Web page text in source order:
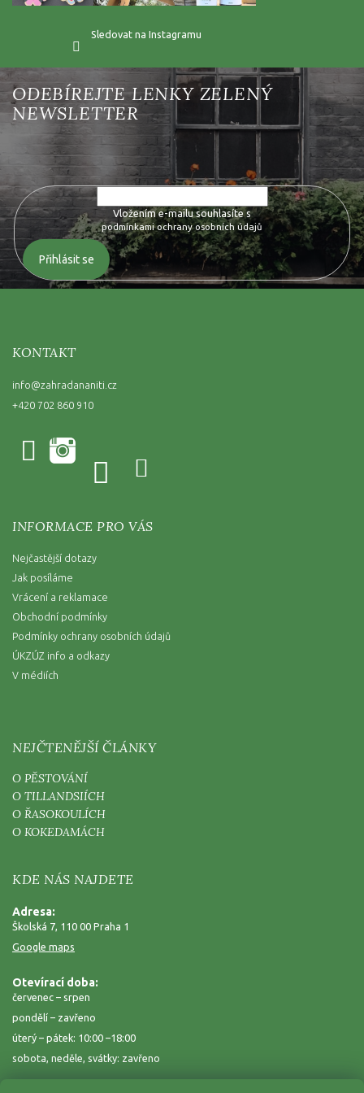
Sledovat na Instagramu
Vložte svůj e-mail a my vám budeme zasílat informace o nových
produktech na našem e-shopu.
Vložením e-mailu souhlasíte s
podmínkami ochrany osobních údajů
Přihlásit se
KONTAKT
info@zahradananiti.cz
+420 702 860 910
INFORMACE PRO VÁS
Nejčastější dotazy
Jak posíláme
Vrácení a reklamace
Obchodní podmínky
Podmínky ochrany osobních údajů
ÚKZÚZ info a odkazy
V médiích
NEJČTENĚJŠÍ ČLÁNKY
O PĚSTOVÁNÍ
O TILLANDSIÍCH
O ŘASOKOULÍCH
O KOKEDAMÁCH
KDE NÁS NAJDETE
Adresa:
Školská 7, 110 00 Praha 1
Google maps
Otevírací doba:
červenec – srpen
pondělí – zavřeno
úterý – pátek: 10:00 –18:00
sobota, neděle, svátky: zavřeno